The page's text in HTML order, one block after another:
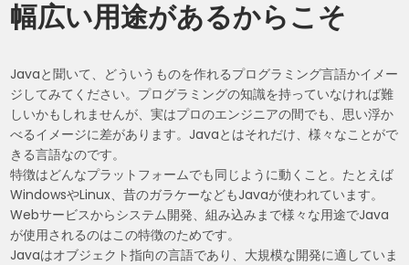
幅広い用途があるからこそ
Javaと聞いて、どういうものを作れるプログラミング言語かイメー
ジしてみてください。プログラミングの知識を持っていなければ難
しいかもしれませんが、実はプロのエンジニアの間でも、思い浮か
べるイメージに差があります。Javaとはそれだけ、様々なことがで
きる言語なのです。
特徴はどんなプラットフォームでも同じように動くこと。たとえば
WindowsやLinux、昔のガラケーなどもJavaが使われています。
Webサービスからシステム開発、組み込みまで様々な用途でJava
が使用されるのはこの特徴のためです。
Javaはオブジェクト指向の言語であり、大規模な開発に適していま